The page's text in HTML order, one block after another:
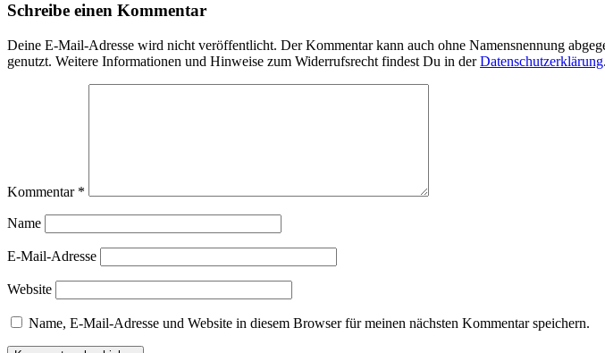
Schreibe einen Kommentar
Deine E-Mail-Adresse wird nicht veröffentlicht. Der Kommentar kann auch ohne Namensnennung
genutzt. Weitere Informationen und Hinweise zum Widerrufsrecht findest Du in derDatenschutzerklärung.
Kommentar *
Name
E-Mail-Adresse
Website
Name, E-Mail-Adresse und Website in diesem Browser für meinen nächsten Kommentar speichern.